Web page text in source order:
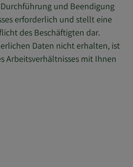
und Beendigung
erforderlich und stellt eine
des Beschäftigten dar.
Daten nicht erhalten, ist
Arbeitsverhältnisses mit Ihnen